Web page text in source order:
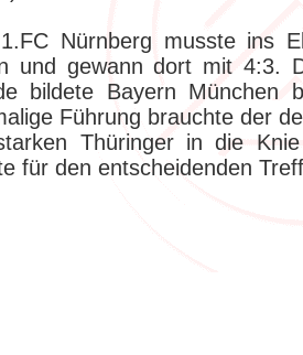
Nürnberg musste ins
und gewann dort mit 4:3.
bildete Bayern München
Führung brauchte der
Thüringer in die
für den entscheidenden